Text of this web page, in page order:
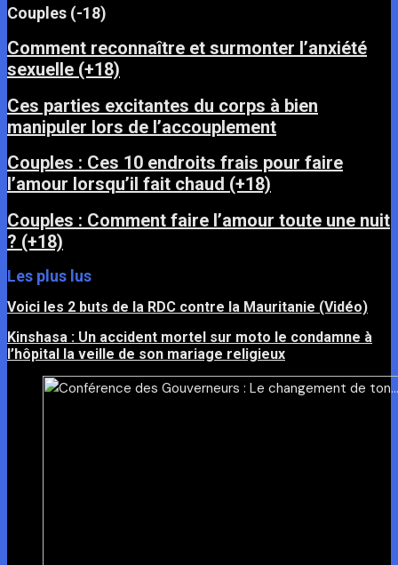
Couples (-18)
Comment reconnaître et surmonter l’anxiété
sexuelle (+18)
Ces parties excitantes du corps à bien
manipuler lors de l’accouplement
Couples : Ces 10 endroits frais pour faire
l’amour lorsqu’il fait chaud (+18)
Couples : Comment faire l’amour toute une nuit
? (+18)
Les plus lus
Voici les 2 buts de la RDC contre la Mauritanie (Vidéo)
Kinshasa : Un accident mortel sur moto le condamne à
l’hôpital la veille de son mariage religieux